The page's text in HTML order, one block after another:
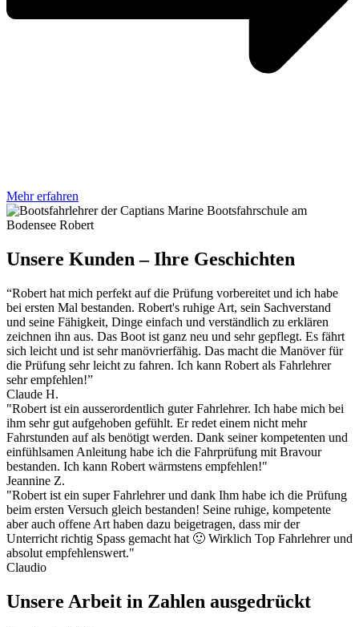
Mehr erfahren
Unsere Kunden – Ihre Geschichten
“Robert hat mich perfekt auf die Prüfung vorbereitet und ich habe
bei ersten Mal bestanden. Robert's ruhige Art, sein Sachverstand
und seine Fähigkeit, Dinge einfach und verständlich zu erklären
zeichnen ihn aus. Das Boot ist ganz neu und sehr gepflegt. Es fährt
sich leicht und ist sehr manövrierfähig. Das macht die Manöver für
die Prüfung sehr leicht zu fahren. Ich kann Robert als Fahrlehrer
sehr empfehlen!”
Claude H.
"Robert ist ein ausserordentlich guter Fahrlehrer. Ich habe mich bei
ihm sehr gut aufgehoben gefühlt. Er redet einem nicht mehr
Fahrstunden auf als benötigt werden. Dank seiner kompetenten und
einfühlsamen Anleitung habe ich die Fahrprüfung mit Bravour
bestanden. Ich kann Robert wärmstens empfehlen!"
Jeannine Z.
"Robert ist ein super Fahrlehrer und dank Ihm habe ich die Prüfung
beim ersten Versuch gleich bestanden! Seine ruhige, kompetente
aber auch offene Art haben dazu beigetragen, dass mir der
Unterricht richtig Spass gemacht hat 🙂 Wirklich Top Fahrlehrer und
absolut empfehlenswert."
Claudio
Unsere Arbeit in Zahlen ausgedrückt